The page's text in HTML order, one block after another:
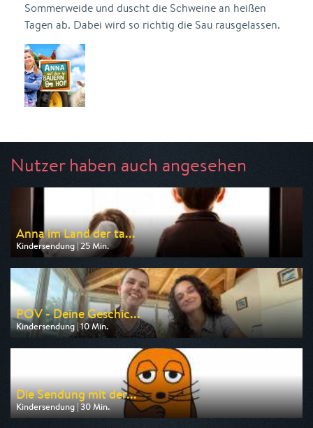
Sommerweide und duscht die Schweine an heißen
Tagen ab. Dabei wird so richtig die Sau rausgelassen.
Nutzer haben auch angesehen
Anna im Land der ta...
Kindersendung | 25 Min.
Ausgestrahlt von ARD
am 08.08.2026, 07:15
POV - Deine Geschic...
Kindersendung | 10 Min.
Ausgestrahlt von ARD
am 08.08.2026, 08:45
Die Sendung mit der...
Kindersendung | 30 Min.
Ausgestrahlt von NDR